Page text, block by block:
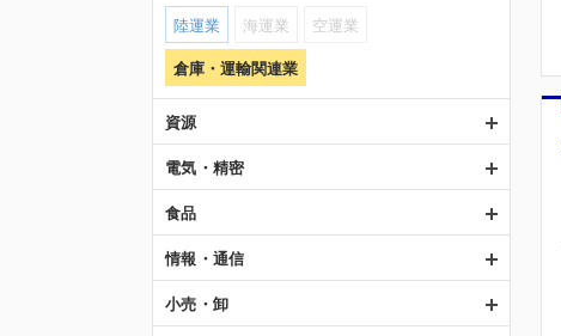
陸運業 海運業
空運業
倉庫・運輸関連業
資源
電気・精密
食品
情報・通信
小売・卸